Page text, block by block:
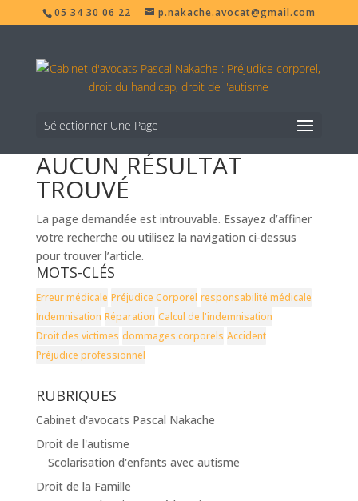
05 34 30 06 22 p.nakache.avocat@gmail.com
Sélectionner Une Page
AUCUN RÉSULTAT
TROUVÉ
La page demandée est introuvable. Essayez d’affiner
votre recherche ou utilisez la navigation ci-dessus
pour trouver l’article.
MOTS-CLÉS
Erreur médicale Préjudice Corporel responsabilité médicale
Indemnisation Réparation Calcul de l'indemnisation
Droit des victimes dommages corporels Accident
Préjudice professionnel
RUBRIQUES
Cabinet d'avocats Pascal Nakache
Droit de l'autisme
Scolarisation d'enfants avec autisme
Droit de la Famille